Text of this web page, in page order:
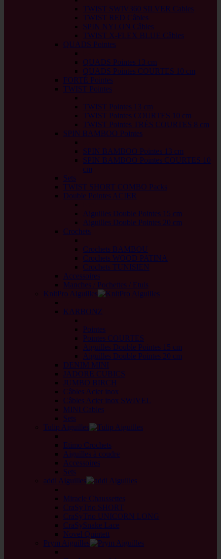
TWIST SWIV360 SILVER Cables
TWIST RED Câbles
SPIN NYLON Câbles
TWIST X-FLEX BLUE Câbles
QUADS Pointes
QUADS Pointes 13 cm
QUADS Pointes COURTES 10 cm
FORTÉ Pointes
TWIST Pointes
TWIST Pointes 13 cm
TWIST Pointes COURTES 10 cm
TWIST Pointes TRÈS COURTES 8 cm
SPIN BAMBOO Pointes
SPIN BAMBOO Pointes 13 cm
SPIN BAMBOO Pointes COURTES 10
cm
Sets
TWIST SHORT COMBO Packs
Double Pointes ACIER
Aiguilles Double Pointes 15 cm
Aiguilles Double Pointes 20 cm
Crochets
Crochets BAMBOU
Crochets WOOD PATINA
Crochets TUNISIEN
Accessoires
Manches / Pochettes / Etuis
KnitPro Aiguilles
KARBONZ
Pointes
Pointes COURTES
Aiguilles Double Pointes 15 cm
Aiguilles Double Pointes 20 cm
DENIM MINI
JADORE CUBICS
JUMBO BIRCH
Câbles Acier inox
Câbles Acier inox SWIVEL
MINI Cables
Sets
Tulip Aiguilles
Etimo Crochets
Aiguilles à coudre
Accessoires
Sets
addi Aiguilles
Miracle Chaussettes
CraSyTrio SHORT
CraSyTrio UNICORN LONG
CraSySnake Lace
Novel Quintett
Prym Aiguilles